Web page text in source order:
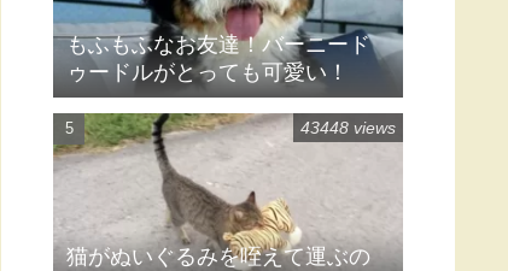
もふもふなお友達！バーニード
ゥードルがとっても可愛い！
猫がぬいぐるみを咥えて運ぶの
43448 views